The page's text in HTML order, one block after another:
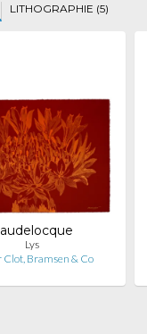
LITHOGRAPHIE (5)
Lys
Clot, Bramsen & Co